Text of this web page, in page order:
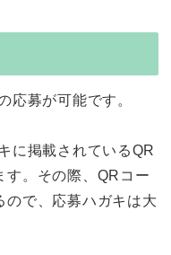
応募が可能です。
に掲載されているQR
す。その際、QRコー
ので、応募ハガキは大